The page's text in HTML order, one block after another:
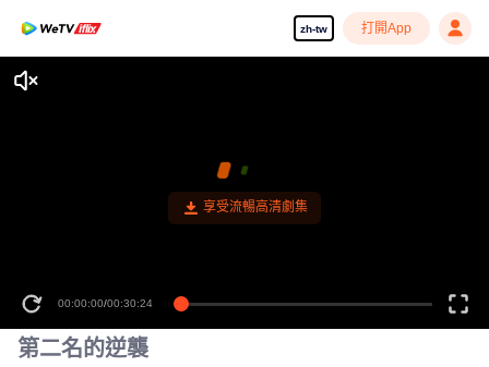
zh-tw 打開App
享受流暢高清劇集
00:00:00/00:30:24
第二名的逆襲